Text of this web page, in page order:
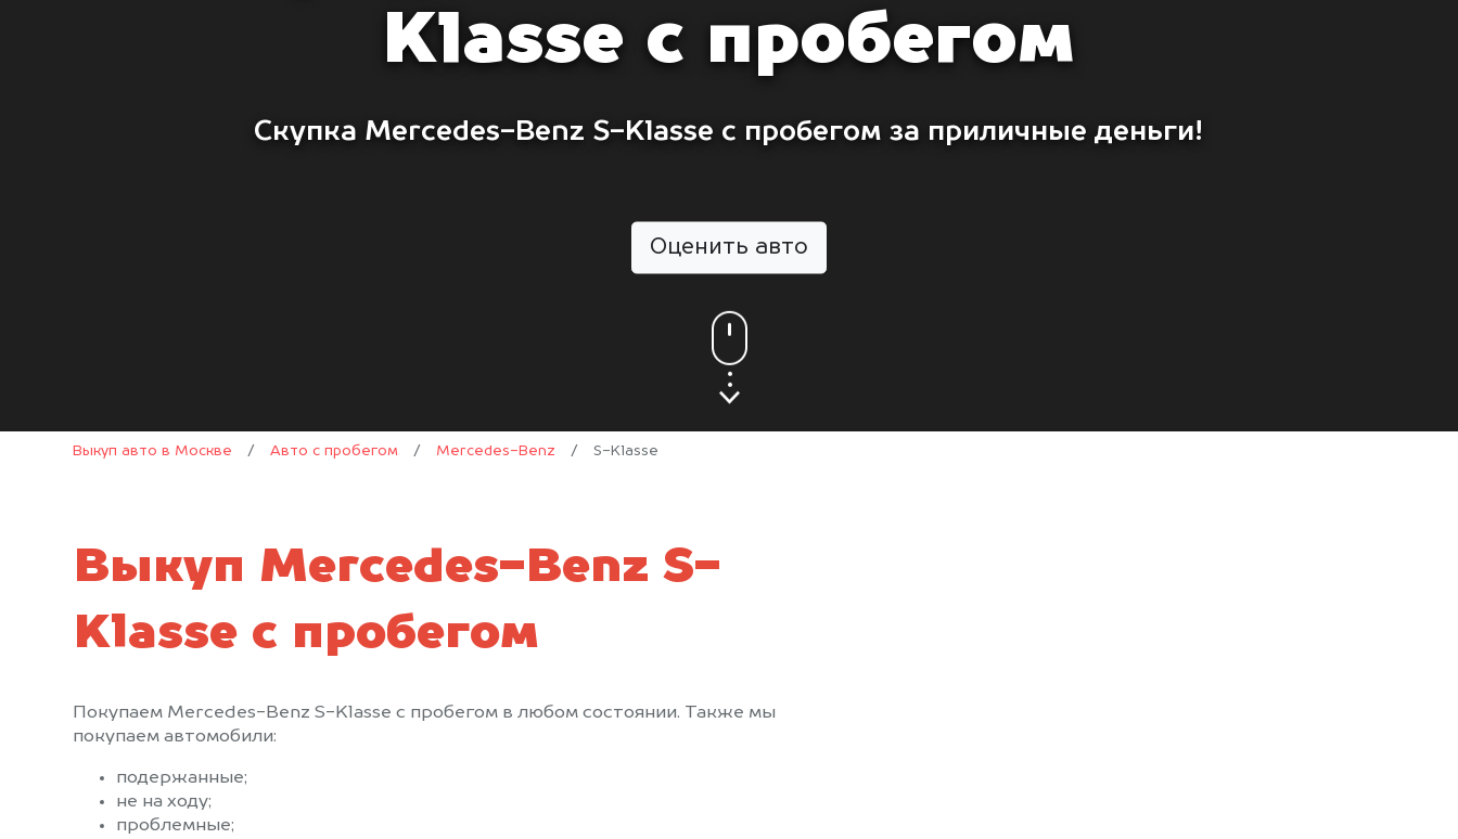
Klasse с пробегом
Скупка Mercedes-Benz S-Klasse с пробегом за приличные деньги!
Оценить авто
Выкуп авто в Москве / Авто с пробегом / Mercedes-Benz / S-Klasse
Выкуп Mercedes-Benz S-
Klasse с пробегом
Покупаем Mercedes-Benz S-Klasse с пробегом в любом состоянии. Также мы
покупаем автомобили:
подержанные;
не на ходу;
проблемные;